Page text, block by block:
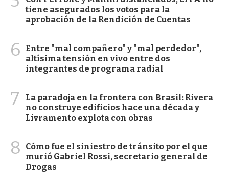
tiene asegurados los votos para la
aprobación de la Rendición de Cuentas
6
Entre "mal compañero" y "mal perdedor",
altísima tensión en vivo entre dos
integrantes de programa radial
7
La paradoja en la frontera con Brasil: Rivera
no construye edificios hace una década y
Livramento explota con obras
8
Cómo fue el siniestro de tránsito por el que
murió Gabriel Rossi, secretario general de
Drogas